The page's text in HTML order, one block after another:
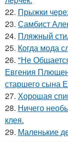
22. Прыжки
23. Самбист
24. Пляжный
25. Когда мода
26. "Не
Евгения
старшего сына
27. Хорошая
28. Ничего
клея.
29. Маленькие